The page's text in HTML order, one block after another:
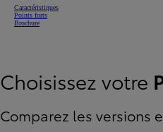
Caractéristiques
Points forts
Brochure
Choisissez votre
Comparez les versions